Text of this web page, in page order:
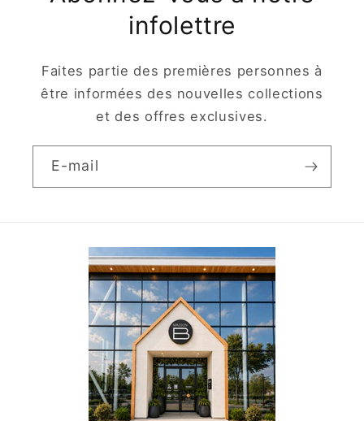
infolettre
Faites partie des premières personnes à
être informées des nouvelles collections
et des offres exclusives.
E-mail